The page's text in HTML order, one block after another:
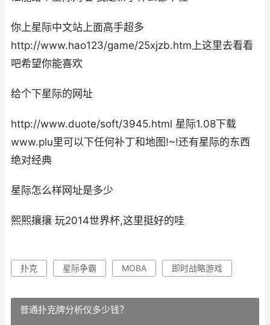
你上星际中文站上面高手超多
http://www.hao123/game/25xjzb.htm上这里去看看
吧希望你能喜欢
给个下星际的网址
http://www.duote/soft/3945.html 星际1.08下载
www.plu里可以下任何补丁和地图!~!还有星际的东西
绝对经典
星际怎么样网址是多少
熙熙攘攘 玩2014世界杯,这里挺好的哇
扑克 星际争霸 MOBA 即时战略游戏
普通扑克牌分析仪多少钱？